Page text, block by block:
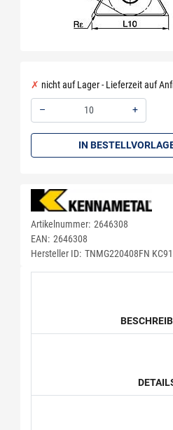
nicht auf Lager - Lieferzeit auf
–
+
IN
Artikelnummer: 2646308
EAN: 2646308
Hersteller ID: TNMG220408FN